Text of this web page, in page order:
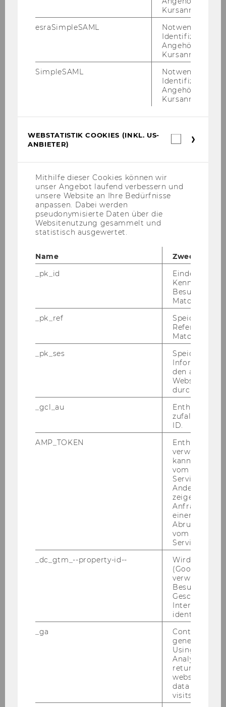
Lena Silbermayr
Andreas Mild
Alexander Prosser
Charlotte Both
Peter Cilek
Adhurim Imeri
Romana Polt
Nina Schulze
Bettina Martin
Kursanmeldung.
esraSimpleSAML
Notwendig zur
Identifizierung
Angehörige/r für
Kursanmeldung.
SimpleSAML
Notwendig zur
Identifizierung
Angehörige/r für
Kursanmeldung.
WEBSTATISTIK COOKIES (INKL. US-
ANBIETER)
Mithilfe dieser Cookies können wir
unser Angebot laufend verbessern und
unsere Website an Ihre Bedürfnisse
anpassen. Dabei werden
pseudonymisierte Daten über die
Websitenutzung gesammelt und
statistisch ausgewertet.
Name
Zweck
_pk_id
Eindeutige
Besuchers
Matomo.
_pk_ref
Speicherung
Referrers
Matomo.
_pk_ses
Speicherung
den aktuellen
durch
_gcl_au
Enthält eine
ID.
AMP_TOKEN
Enthält ein
verwendet
kann, um
vom AMP-
Service
Andere
zeigen Opt-
Anfrage im
einen Fehler
Abrufen
vom AMP
Service an.
_dc_gtm_--property-id--
Wird von
(Google Tag
verwendet,
Besucher
Geschlecht
Interessen zu
identifizieren.
_ga
Contains a
generated
Using this
Analytics can
returning
website and
data from
visits.